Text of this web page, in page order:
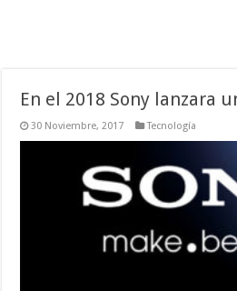
En el 2018 Sony lanzara
30 Noviembre, 2017 Tecnología